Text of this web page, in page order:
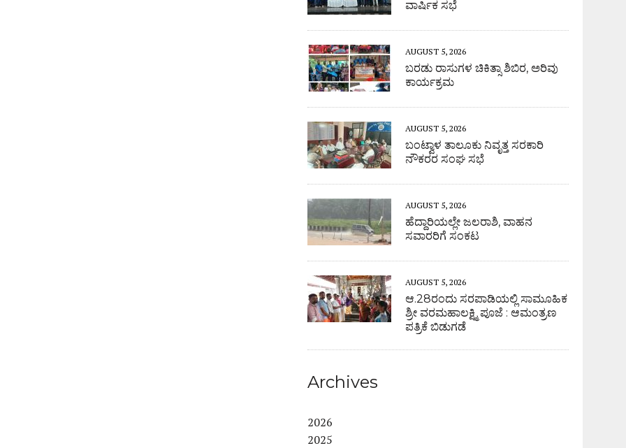
ವಾರ್ಷಿಕ ಸಭೆ
AUGUST 5, 2026
ಬರಡು ರಾಸುಗಳ ಚಿಕಿತ್ಸಾ ಶಿಬಿರ, ಅರಿವು
ಕಾರ್ಯಕ್ರಮ
AUGUST 5, 2026
ಬಂಟ್ವಾಳ ತಾಲೂಕು ನಿವೃತ್ತ ಸರಕಾರಿ
ನೌಕರರ ಸಂಘ ಸಭೆ
AUGUST 5, 2026
ಹೆದ್ದಾರಿಯಲ್ಲೇ ಜಲರಾಶಿ, ವಾಹನ
ಸವಾರರಿಗೆ ಸಂಕಟ
AUGUST 5, 2026
ಆ.28ರಂದು ಸರಪಾಡಿಯಲ್ಲಿ ಸಾಮೂಹಿಕ
ಶ್ರೀ ವರಮಹಾಲಕ್ಷ್ಮಿ ಪೂಜೆ : ಆಮಂತ್ರಣ
ಪತ್ರಿಕೆ ಬಿಡುಗಡೆ
Archives
2026
2025